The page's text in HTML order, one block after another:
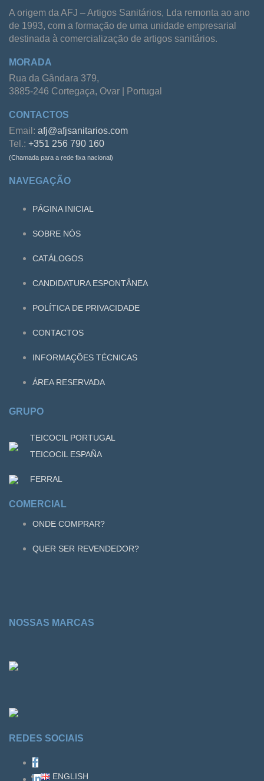
A origem da AFJ – Artigos Sanitários, Lda remonta ao ano
de 1993, com a formação de uma unidade empresarial
destinada à comercialização de artigos sanitários.
MORADA
Rua da Gândara 379,
3885-246 Cortegaça, Ovar | Portugal
CONTACTOS
Email: afj@afjsanitarios.com
Tel.: +351 256 790 160
(Chamada para a rede fixa nacional)
NAVEGAÇÃO
PÁGINA INICIAL
SOBRE NÓS
CATÁLOGOS
CANDIDATURA ESPONTÂNEA
POLÍTICA DE PRIVACIDADE
CONTACTOS
INFORMAÇÕES TÉCNICAS
ÁREA RESERVADA
GRUPO
TEICOCIL PORTUGAL
TEICOCIL ESPAÑA
FERRAL
COMERCIAL
ONDE COMPRAR?
QUER SER REVENDEDOR?
NOSSAS MARCAS
REDES SOCIAIS
ENGLISH